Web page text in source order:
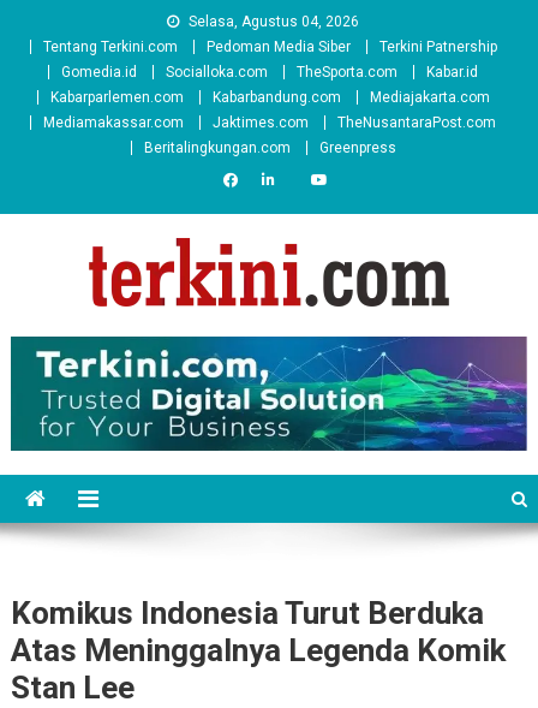
Selasa, Agustus 04, 2026
Tentang Terkini.com
Pedoman Media Siber
Terkini Patnership
Gomedia.id
Socialloka.com TheSporta.com
Kabar.id
Kabarparlemen.com
Kabarbandung.com
Mediajakarta.com
Mediamakassar.com
Jaktimes.com
TheNusantaraPost.com
Beritalingkungan.com
Greenpress
Komikus Indonesia Turut Berduka
Atas Meninggalnya Legenda Komik
Stan Lee